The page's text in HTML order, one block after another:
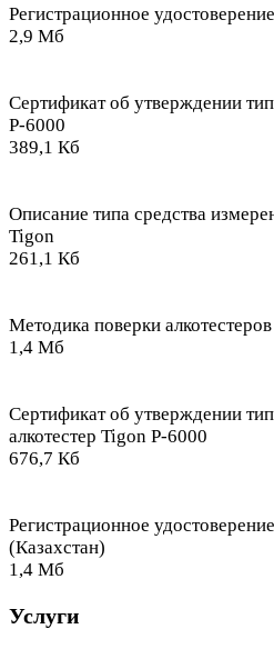
Регистрационное
2,9 Мб
Сертификат об утверждении
P-6000
389,1 Кб
Описание типа средства
Tigon
261,1 Кб
Методика поверки
1,4 Мб
Сертификат об утверждении
алкотестер Tigon P-6000
676,7 Кб
Регистрационное
(Казахстан)
1,4 Мб
Услуги